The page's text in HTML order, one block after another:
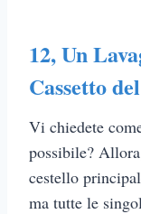
12, Un
Cassetto
Vi chiedete
possibile?
cestello
ma tutte le